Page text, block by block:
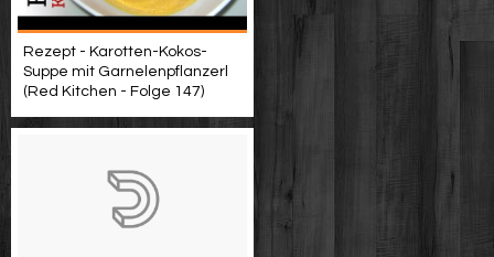
Rezept - Karotten-Kokos-
Suppe mit Garnelenpflanzerl
(Red Kitchen - Folge 147)